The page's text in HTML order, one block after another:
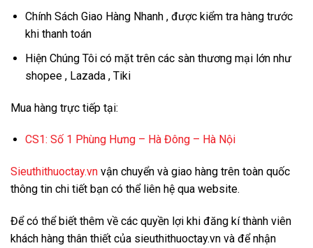
Chính Sách Giao Hàng Nhanh , được kiểm tra hàng trước
khi thanh toán
Hiện Chúng Tôi có mặt trên các sàn thương mại lớn như
shopee , Lazada , Tiki
Mua hàng trực tiếp tại:
CS1: Số 1 Phùng Hưng – Hà Đông – Hà Nội
Sieuthithuoctay.vn vận chuyển và giao hàng trên toàn quốc
thông tin chi tiết bạn có thể liên hệ qua website.
Để có thể biết thêm về các quyền lợi khi đăng kí thành viên
khách hàng thân thiết của sieuthithuoctay.vn và để nhận